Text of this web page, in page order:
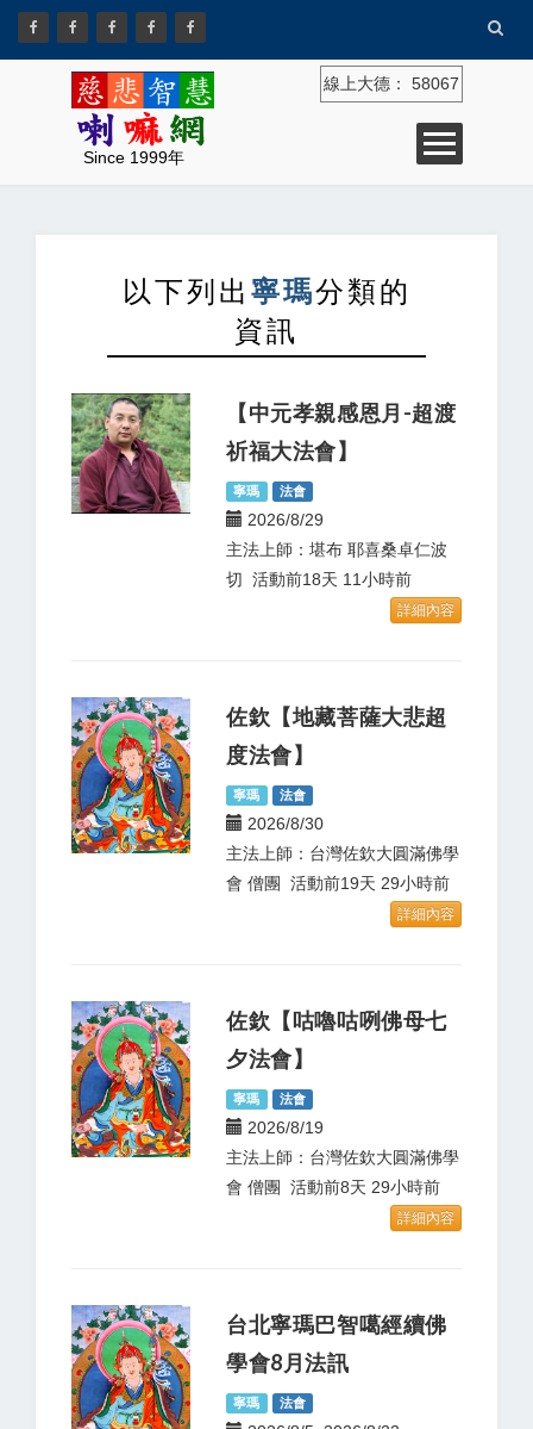
Since 1999年
線上大德： 58067
以下列出 寧瑪分類的
資訊
【中元孝親感恩月-超渡
祈福大法會】
寧瑪 法會
2026/8/29
主法上師：堪布 耶喜桑卓仁波
切 活動前18天 11小時前
詳細內容
佐欽【地藏菩薩大悲超
度法會】
寧瑪 法會
2026/8/30
主法上師：台灣佐欽大圓滿佛學
會 僧團 活動前19天 29小時前
詳細內容
佐欽【咕嚕咕咧佛母七
夕法會】
寧瑪 法會
2026/8/19
主法上師：台灣佐欽大圓滿佛學
會 僧團 活動前8天 29小時前
詳細內容
台北寧瑪巴智噶經續佛
學會8月法訊
寧瑪 法會